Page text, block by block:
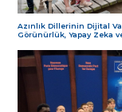
Azınlık Dillerinin Dijital
Görünürlük, Yapay Zeka